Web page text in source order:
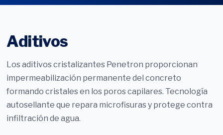
Aditivos
Los aditivos cristalizantes Penetron proporcionan
impermeabilización permanente del concreto
formando cristales en los poros capilares. Tecnología
autosellante que repara microfisuras y protege contra
infiltración de agua.